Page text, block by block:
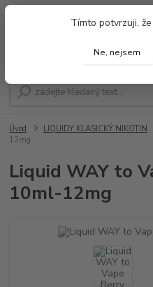
Tímto potvrzuji,
Ne, nejsem
Po - Pá 9:00 - 19:00 So 9:00 - 14:00
Úvod LIQUIDY KLASICKÝ NIKOTIN
12mg
Liquid WAY to
10ml-12mg